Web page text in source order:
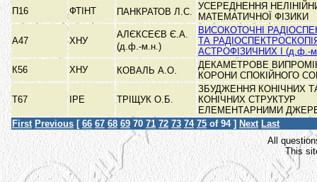
П16
ФТІНТ ПАНКРАТОВ Л.С.
УСЕРЕДНЕННЯ
МАТЕМАТИЧНОЇ ФІЗИКИ
А47 ХНУ
АЛЄКСЕЄВ Є.А.
(д.ф.-м.н.)
ВИСОКОТОЧНІ
ТА
АСТРОФІЗИЧНИХ І (д.ф.-
К56
ХНУ КОВАЛЬ А.О.
ДЕКАМЕТРОВЕ
КОРОНИ СПОКІЙНОГО
Т67 ІРЕ ТРІЩУК О.Б.
ЗБУДЖЕННЯ КОНІЧНИХ
КОНІЧНИХ СТРУКТУР
ЕЛЕМЕНТАРНИМИ
First Previous [ 66 67 68 69 70 71 72 73 74 75 of 94 ] Next Last
All
This